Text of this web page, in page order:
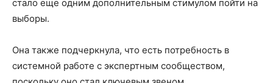
стало еще одним дополнительным стимулом пойти на
выборы.
Она также подчеркнула, что есть потребность в
системной работе с экспертным сообществом,